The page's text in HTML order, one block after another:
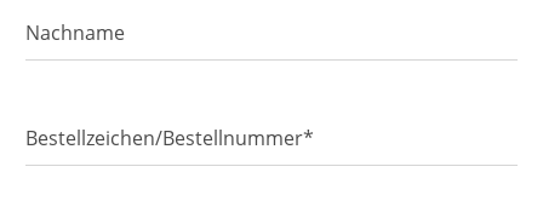
Nachname
Bestellzeichen/Bestellnummer*